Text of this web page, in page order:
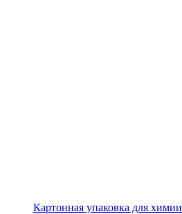
Картонная упаковка для химии